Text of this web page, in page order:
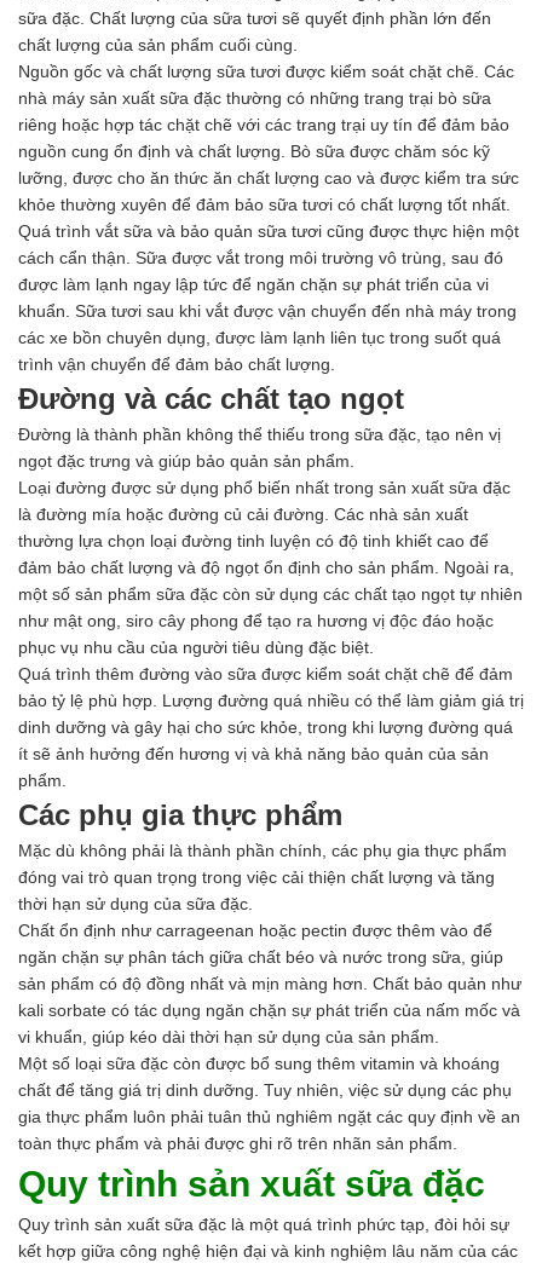
Hóa chất khác
Kiềm
Muối
Kim loại màu
Oxit kim loại
HÓA CHẤT THÍ NGHIỆM
Hóa chất thí nghiệm
Thiết bị phòng thí nghiệm
HÓA CHẤT NÔNG NGHIỆP
Nguyên liệu phân bón
Chế phẩm sinh học
Nguyên liệu chăn nuôi
HÓA CHẤT XÂY DỰNG
Chống thấm sika
Silicone Dow Corning
Silicone KCC
Silicone Apollo
Silicone Kingbond
Silicone Shinetsu
Keo Silicone
Hóa chất khác
Giới Thiệu
Đối tác
Quy trình sản xuất
Tin tức
VMC GROUP
Ngành Hóa Chất
Tẩy Rửa Diệt Khuẩn
Ngành Thực Phẩm
Ngành Nông Nghiệp
Ngành Thủy Sản
Ngành Môi Trường
Ngành Nhựa
Ngành Xây Dựng
Ngành Cao Su
Ngành Xi Mạ
Ngành Thủy Tinh
Ngành Dệt Nhuộm
Ngành Sơn
Ngành In Ấn Bao Bì
Ngành Gốm Sứ
Ngành Gỗ
Ngành Mỹ Phẩm
Ngành Hóa Dầu
Ngành Giấy
Liên hệ
Tuyển dụng
sữa đặc. Chất lượng của sữa tươi sẽ quyết định phần lớn đến
chất lượng của sản phẩm cuối cùng.
Nguồn gốc và chất lượng sữa tươi được kiểm soát chặt chẽ. Các
nhà máy sản xuất sữa đặc thường có những trang trại bò sữa
riêng hoặc hợp tác chặt chẽ với các trang trại uy tín để đảm bảo
nguồn cung ổn định và chất lượng. Bò sữa được chăm sóc kỹ
lưỡng, được cho ăn thức ăn chất lượng cao và được kiểm tra sức
khỏe thường xuyên để đảm bảo sữa tươi có chất lượng tốt nhất.
Quá trình vắt sữa và bảo quản sữa tươi cũng được thực hiện một
cách cẩn thận. Sữa được vắt trong môi trường vô trùng, sau đó
được làm lạnh ngay lập tức để ngăn chặn sự phát triển của vi
khuẩn. Sữa tươi sau khi vắt được vận chuyển đến nhà máy trong
các xe bồn chuyên dụng, được làm lạnh liên tục trong suốt quá
trình vận chuyển để đảm bảo chất lượng.
Đường và các chất tạo ngọt
Đường là thành phần không thể thiếu trong sữa đặc, tạo nên vị
ngọt đặc trưng và giúp bảo quản sản phẩm.
Loại đường được sử dụng phổ biến nhất trong sản xuất sữa đặc
là đường mía hoặc đường củ cải đường. Các nhà sản xuất
thường lựa chọn loại đường tinh luyện có độ tinh khiết cao để
đảm bảo chất lượng và độ ngọt ổn định cho sản phẩm. Ngoài ra,
một số sản phẩm sữa đặc còn sử dụng các chất tạo ngọt tự nhiên
như mật ong, siro cây phong để tạo ra hương vị độc đáo hoặc
phục vụ nhu cầu của người tiêu dùng đặc biệt.
Quá trình thêm đường vào sữa được kiểm soát chặt chẽ để đảm
bảo tỷ lệ phù hợp. Lượng đường quá nhiều có thể làm giảm giá trị
dinh dưỡng và gây hại cho sức khỏe, trong khi lượng đường quá
ít sẽ ảnh hưởng đến hương vị và khả năng bảo quản của sản
phẩm.
Các phụ gia thực phẩm
Mặc dù không phải là thành phần chính, các phụ gia thực phẩm
đóng vai trò quan trọng trong việc cải thiện chất lượng và tăng
thời hạn sử dụng của sữa đặc.
Chất ổn định như carrageenan hoặc pectin được thêm vào để
ngăn chặn sự phân tách giữa chất béo và nước trong sữa, giúp
sản phẩm có độ đồng nhất và mịn màng hơn. Chất bảo quản như
kali sorbate có tác dụng ngăn chặn sự phát triển của nấm mốc và
vi khuẩn, giúp kéo dài thời hạn sử dụng của sản phẩm.
Một số loại sữa đặc còn được bổ sung thêm vitamin và khoáng
chất để tăng giá trị dinh dưỡng. Tuy nhiên, việc sử dụng các phụ
gia thực phẩm luôn phải tuân thủ nghiêm ngặt các quy định về an
toàn thực phẩm và phải được ghi rõ trên nhãn sản phẩm.
Quy trình sản xuất sữa đặc
Quy trình sản xuất sữa đặc là một quá trình phức tạp, đòi hỏi sự
kết hợp giữa công nghệ hiện đại và kinh nghiệm lâu năm của các